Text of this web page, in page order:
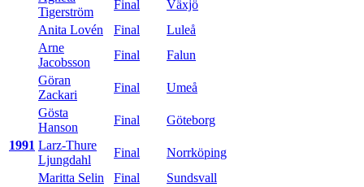
1991
Tigerström
Final
Växjö
Anita Lovén
Final
Luleå
Arne
Jacobsson
Final
Falun
Göran
Zackari
Final
Umeå
Gösta
Hanson
Final
Göteborg
Larz-Thure
Ljungdahl
Final
Norrköping
Maritta Selin
Final
Sundsvall